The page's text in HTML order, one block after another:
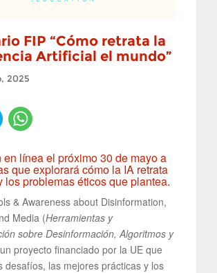
FIP “Cómo retrata la
Artificial el mundo”
2025
en línea el próximo 30 de mayo a
que explorará cómo la IA retrata
los problemas éticos que plantea.
& Awareness about Disinformation,
Media (Herramientas y
sobre Desinformación, Algoritmos y
proyecto financiado por la UE que
desafíos, las mejores prácticas y los